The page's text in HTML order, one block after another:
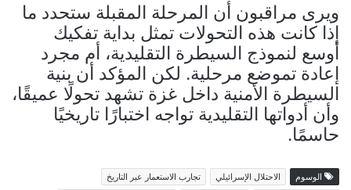
ويرى مراقبون أن المرحلة المقبلة ستحدد ما
إذا كانت هذه التحولات تمثل بداية تفكيك
أوسع لنموذج السيطرة التقليدية، أم مجرد
إعادة تموضع مرحلية. لكن المؤكد أن بنية
السيطرة الأمنية داخل غزة تشهد تحولًا عميقًا،
وأن أدواتها التقليدية تواجه اختبارًا تاريخيًا
حاسمًا.
الوسوم الاحتلال الإسرائيلي
تجارب الاستعمار عبر التاريخ